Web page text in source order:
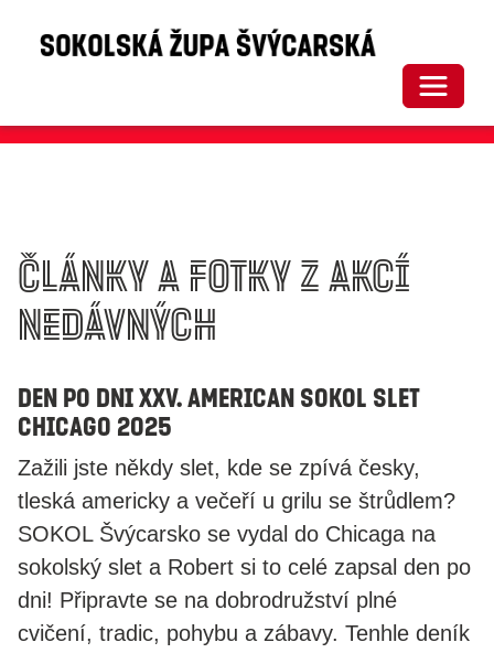
Články a fotky z akcí
nedávných
Den po dni XXV. AMERICAN SOKOL SLET
Chicago 2025
Zažili jste někdy slet, kde se zpívá česky,
tleská americky a večeří u grilu se štrůdlem?
SOKOL Švýcarsko se vydal do Chicaga na
sokolský slet a Robert si to celé zapsal den po
dni! Připravte se na dobrodružství plné
cvičení, tradic, pohybu a zábavy. Tenhle deník